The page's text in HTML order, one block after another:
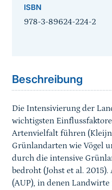
ISBN
978-3-89624-224-2
Beschreibung
Die Intensivierung der
wichtigsten
Artenvielfalt führen (Kleijn
Grünlandarten wie Vögel
durch die intensive
bedroht (Johst et al.
(AUP), in denen